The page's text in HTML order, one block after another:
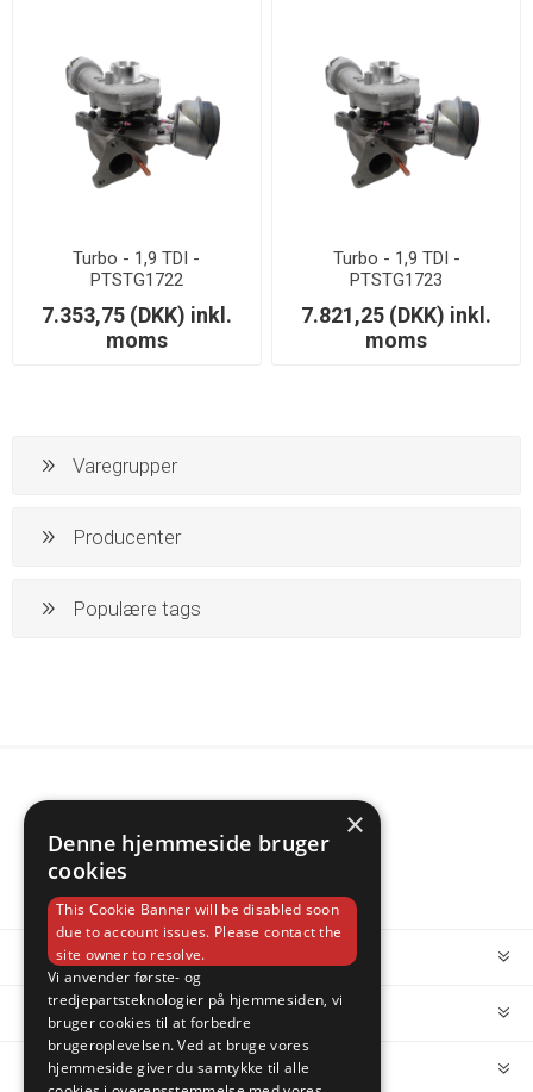
Turbo - 1,9 TDI -
PTSTG1722
7.353,75 (DKK) inkl.
moms
Turbo - 1,9 TDI -
PTSTG1723
7.821,25 (DKK) inkl.
moms
Varegrupper
Producenter
Populære tags
MIN KONTO
KUNDESERVICE
×
Denne hjemmeside bruger
cookies
This Cookie Banner will be disabled soon
due to account issues. Please contact the
site owner to resolve.
Vi anvender første- og
tredjepartsteknologier på hjemmesiden, vi
bruger cookies til at forbedre
brugeroplevelsen. Ved at bruge vores
hjemmeside giver du samtykke til alle